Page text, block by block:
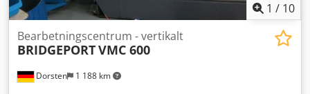
1 / 10
Dorsten 1 188 km
Bearbetningscentrum - vertikalt
BRIDGEPORTVMC 600